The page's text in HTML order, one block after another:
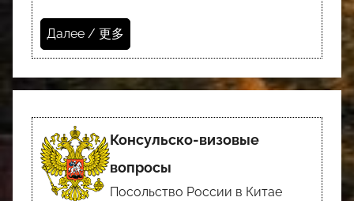
Далее / 更多
Консульско-визовые
вопросы
Посольство России в Китае